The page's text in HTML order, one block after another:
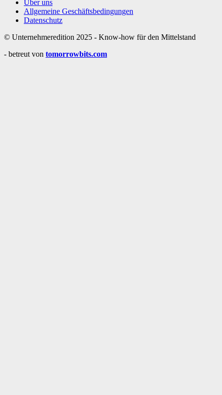
Über uns
Allgemeine Geschäftsbedingungen
Datenschutz
© Unternehmeredition 2025 - Know-how für den Mittelstand
- betreut von tomorrowbits.com